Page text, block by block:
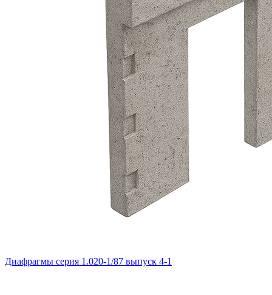
Диафрагмы серия 1.020-1/87 выпуск 4-1